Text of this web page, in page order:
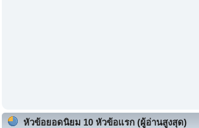
หัวข้อยอดนิยม 10 หัวข้อแรก (ผู้อ่านสูงสุด)